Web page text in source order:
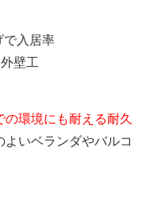
環境にも耐える耐久
いベランダやバルコ